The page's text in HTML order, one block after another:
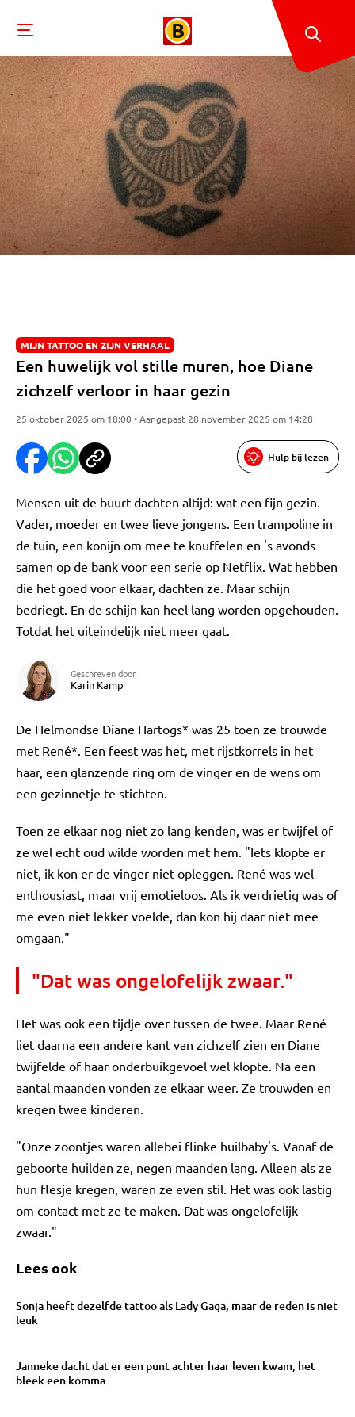
MIJN TATTOO EN ZIJN VERHAAL
Een huwelijk vol stille muren, hoe Diane
zichzelf verloor in haar gezin
25 oktober 2025 om 18:00 • Aangepast 28 november 2025 om 14:28
Hulp bij lezen
Mensen uit de buurt dachten altijd: wat een fijn gezin.
Vader, moeder en twee lieve jongens. Een trampoline in
de tuin, een konijn om mee te knuffelen en 's avonds
samen op de bank voor een serie op Netflix. Wat hebben
die het goed voor elkaar, dachten ze. Maar schijn
bedriegt. En de schijn kan heel lang worden opgehouden.
Totdat het uiteindelijk niet meer gaat.
Geschreven door
Karin Kamp
De Helmondse Diane Hartogs* was 25 toen ze trouwde
met René*. Een feest was het, met rijstkorrels in het
haar, een glanzende ring om de vinger en de wens om
een gezinnetje te stichten.
Toen ze elkaar nog niet zo lang kenden, was er twijfel of
ze wel echt oud wilde worden met hem. "Iets klopte er
niet, ik kon er de vinger niet opleggen. René was wel
enthousiast, maar vrij emotieloos. Als ik verdrietig was of
me even niet lekker voelde, dan kon hij daar niet mee
omgaan."
"Dat was ongelofelijk zwaar."
Het was ook een tijdje over tussen de twee. Maar René
liet daarna een andere kant van zichzelf zien en Diane
twijfelde of haar onderbuikgevoel wel klopte. Na een
aantal maanden vonden ze elkaar weer. Ze trouwden en
kregen twee kinderen.
"Onze zoontjes waren allebei flinke huilbaby's. Vanaf de
geboorte huilden ze, negen maanden lang. Alleen als ze
hun flesje kregen, waren ze even stil. Het was ook lastig
om contact met ze te maken. Dat was ongelofelijk
zwaar."
Lees ook
Sonja heeft dezelfde tattoo als Lady Gaga, maar de reden is niet
leuk
Janneke dacht dat er een punt achter haar leven kwam, het
bleek een komma